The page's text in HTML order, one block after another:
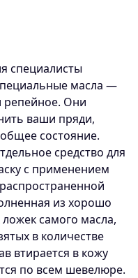
специалисты
масла —
репейное. Они
ваши пряди,
состояние.
средство для
с применением
из хорошо
самого масла,
в количестве
втирается в кожу
по всем шевелюре.